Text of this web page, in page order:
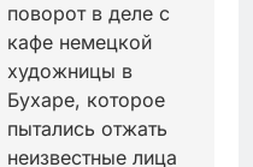
поворот в деле с
кафе немецкой
художницы в
Бухаре, которое
пытались отжать
неизвестные лица